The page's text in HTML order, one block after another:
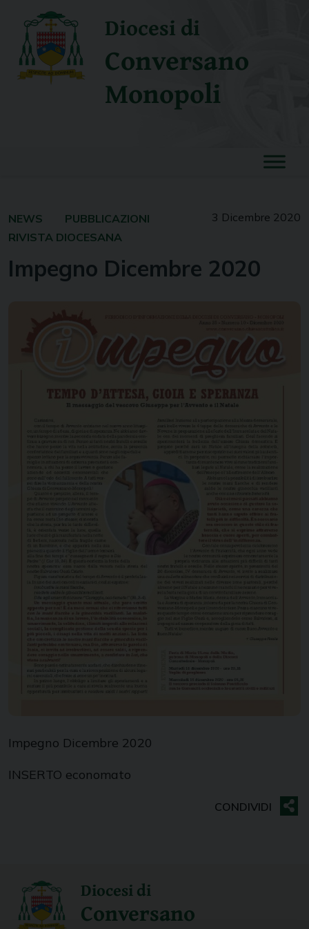
content
Diocesi di
Conversano
Monopoli
3 Dicembre 2020
NEWS
PUBBLICAZIONI
RIVISTA DIOCESANA
Impegno Dicembre 2020
Impegno Dicembre 2020
INSERTO economato
Diocesi di
Conversano